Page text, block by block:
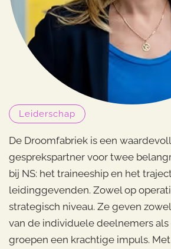
Leiderschap
De Droomfabriek is een
gesprekspartner voor twee
bij NS: het traineeship en het
leidinggevenden. Zowel op
strategisch niveau. Ze geven
van de individuele deelnemers als
groepen een krachtige impuls.